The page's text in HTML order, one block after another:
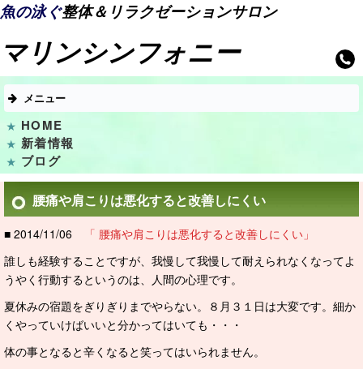
魚の泳ぐ整体＆リラクゼーションサロン
マリンシンフォニー
メニュー
HOME
新着情報
ブログ
腰痛や肩こりは悪化すると改善しにくい
■ 2014/11/06
「 腰痛や肩こりは悪化すると改善しにくい」
誰しも経験することですが、我慢して我慢して耐えられなくなってよ
うやく行動するというのは、人間の心理です。
夏休みの宿題をぎりぎりまでやらない。８月３１日は大変です。細か
くやっていけばいいと分かってはいても・・・
体の事となると辛くなると笑ってはいられません。